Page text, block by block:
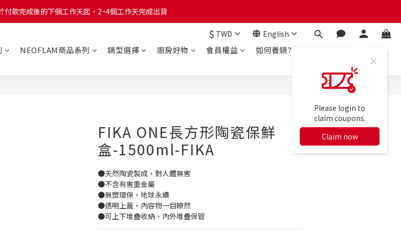
付款完成後的下個工作天起，2~4個工作天完成出貨
付款完成後的下個工作天起，2~4個工作天完成出貨
付款完成後的下個工作天起，2~4個工作天完成出貨
$ TWD English
Please login to
claim coupons.
Claim now
NEOFLAM商品系列 鍋型選擇 廚房好物 會員權益 如何養鍋?
FIKA ONE長方形陶瓷保鮮
盒-1500ml-FIKA
●天然陶瓷製成，對人體無害
●不含有害重金屬
●無塑環保，地球永續
●透明上蓋，內容物一目瞭然
●可上下堆疊收納、內外堆疊保管